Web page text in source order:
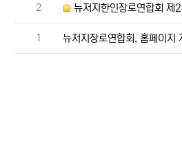
번호
2 뉴저지한인장로연합회 제
번호
1 뉴저지장로연합회, 홈페이지